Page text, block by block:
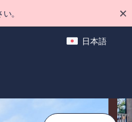
。
日本語